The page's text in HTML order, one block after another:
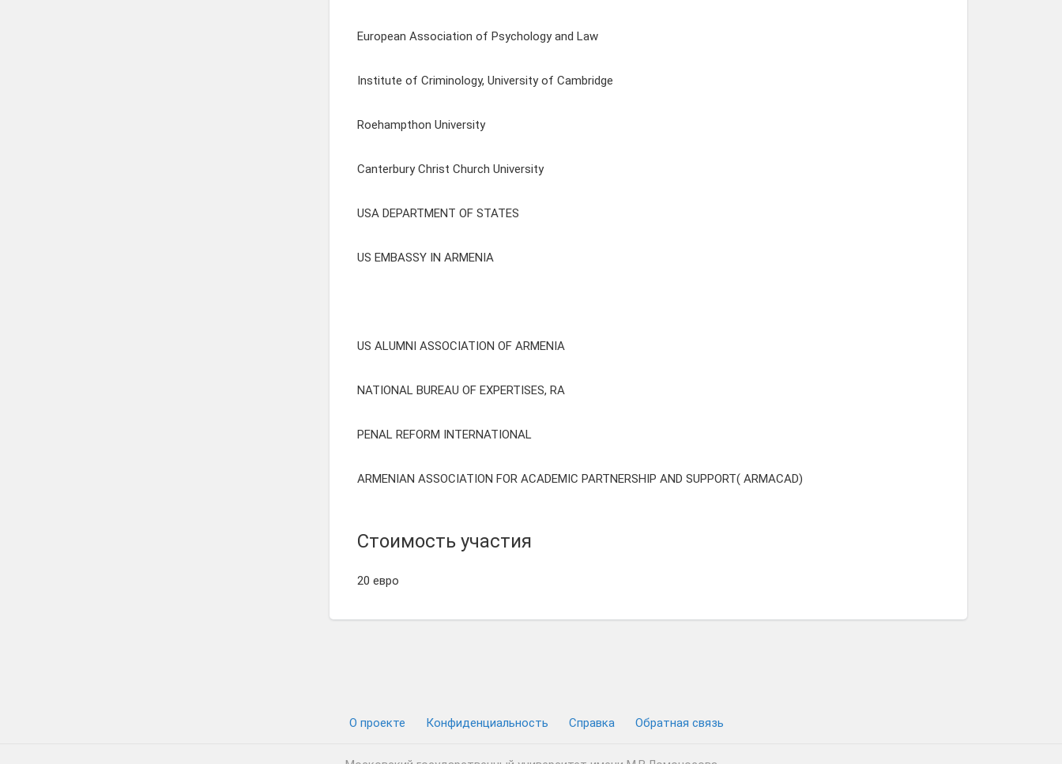
European Association of Psychology and Law
Institute of Criminology, University of Cambridge
Roehampthon University
Canterbury Christ Church University
USA DEPARTMENT OF STATES
US EMBASSY IN ARMENIA
US ALUMNI ASSOCIATION OF ARMENIA
NATIONAL BUREAU OF EXPERTISES, RA
PENAL REFORM INTERNATIONAL
ARMENIAN ASSOCIATION FOR ACADEMIC PARTNERSHIP AND SUPPORT( ARMACAD)
Стоимость участия
20 евро
О проекте Конфиденциальность Cправка Обратная связь